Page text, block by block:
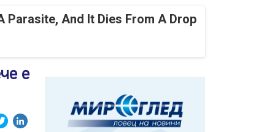
Parasite, And It Dies From A Drop
е